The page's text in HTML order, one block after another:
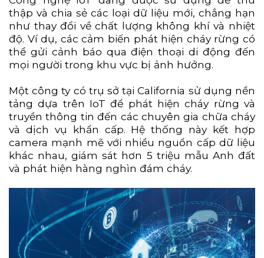
thập và chia sẻ các loại dữ liệu mới, chẳng hạn
như thay đổi về chất lượng không khí và nhiệt
độ. Ví dụ, các cảm biến phát hiện cháy rừng có
thể gửi cảnh báo qua điện thoại di động đến
mọi người trong khu vực bị ảnh hưởng.
Một công ty có trụ sở tại California sử dụng nền
tảng dựa trên IoT để phát hiện cháy rừng và
truyền thông tin đến các chuyên gia chữa cháy
và dịch vụ khẩn cấp. Hệ thống này kết hợp
camera mạnh mẽ với nhiều nguồn cấp dữ liệu
khác nhau, giám sát hơn 5 triệu mẫu Anh đất
và phát hiện hàng nghìn đám cháy.